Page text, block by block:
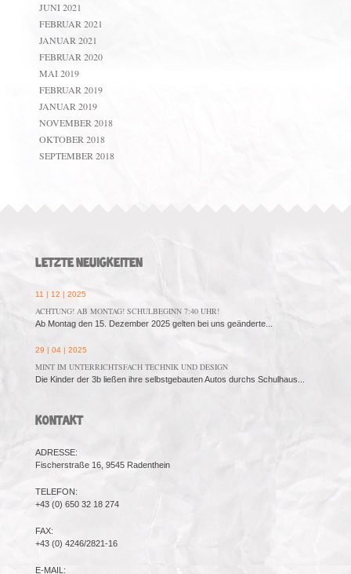
JUNI 2021
FEBRUAR 2021
JANUAR 2021
FEBRUAR 2020
MAI 2019
FEBRUAR 2019
JANUAR 2019
NOVEMBER 2018
OKTOBER 2018
SEPTEMBER 2018
LETZTE NEUIGKEITEN
11 | 12 | 2025
ACHTUNG! AB MONTAG! SCHULBEGINN 7:40 UHR!
Ab Montag den 15. Dezember 2025 gelten bei uns geänderte...
29 | 04 | 2025
MINT IM UNTERRICHTSFACH TECHNIK UND DESIGN
Die Kinder der 3b ließen ihre selbstgebauten Autos durchs Schulhaus...
KONTAKT
ADRESSE:
Fischerstraße 16, 9545 Radenthein
TELEFON:
+43 (0) 650 32 18 274
FAX:
+43 (0) 4246/2821-16
E-MAIL: